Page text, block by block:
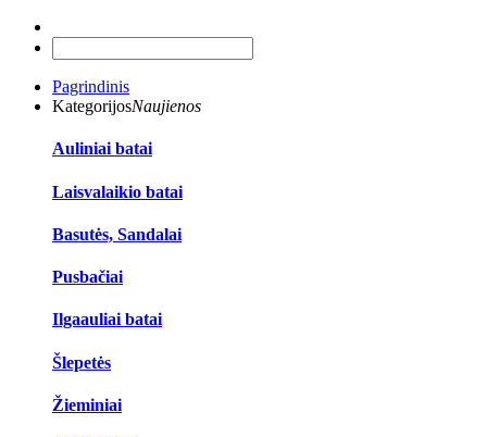
Pagrindinis
KategorijosNaujienos
Auliniai batai
Laisvalaikio batai
Basutės, Sandalai
Pusbačiai
Ilgaauliai batai
Šlepetės
Žieminiai